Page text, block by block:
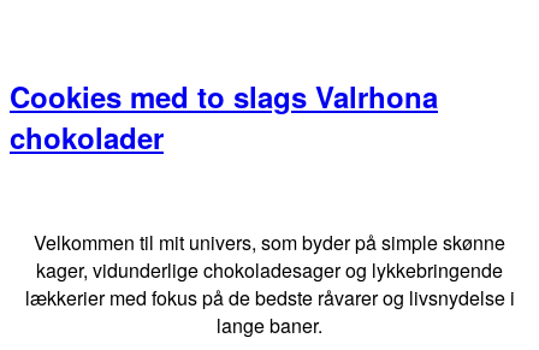
Cookies med to slags Valrhona
chokolader
Sidebar
Velkommen til mit univers, som byder på simple skønne
kager, vidunderlige chokoladesager og lykkebringende
lækkerier med fokus på de bedste råvarer og livsnydelse i
lange baner.